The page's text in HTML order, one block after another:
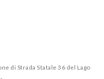
di Strada Statale 36 del Lago